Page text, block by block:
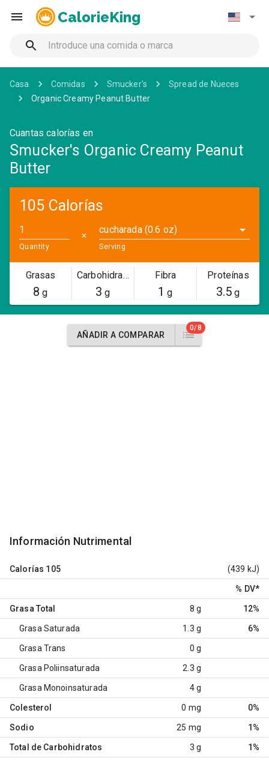
CalorieKing
Casa Comidas Smucker's
Spread de Nueces
Organic Creamy Peanut Butter
Cuantas calorías en
Smucker's Organic Creamy Peanut
Butter
105 Calorías
Quantity
✕
cucharada (0.6 oz)
Serving
Grasas
8 g
Carbohidratos
3 g
Fibra
1 g
Proteínas
3.5 g
AÑADIR A COMPARAR
0/8
Información Nutrimental
Calorías 105 (439 kJ)
% DV*
Grasa Total 8 g 12%
Grasa Saturada 1.3 g 6%
Grasa Trans 0 g
Grasa Poliinsaturada 2.3 g
Grasa Monoinsaturada 4 g
Colesterol 0 mg 0%
Sodio 25 mg 1%
Total de Carbohidratos 3 g 1%